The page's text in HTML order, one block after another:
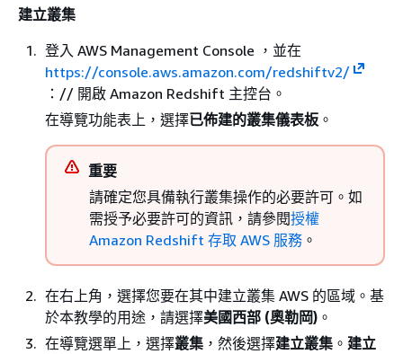
建立叢集
登入 AWS Management Console ，並在
https://console.aws.amazon.com/redshiftv2/
：// 開啟 Amazon Redshift 主控台。
在導覽功能表上，選擇已佈建的叢集儀表板 。
重要
請確定您具備執行叢集操作的必要許可。如
需授予必要許可的資訊，請參閱授權
Amazon Redshift 存取 AWS 服務 。
在右上角，選擇您要在其中建立叢集 AWS 的區域。基
於本教學的用途，請選擇美國西部 (奧勒岡) 。
在導覽選單上，選擇叢集 ，然後選擇建立叢集 。 建立